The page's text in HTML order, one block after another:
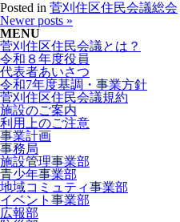
Posted in 菅刈住区住民会議総会
Newer posts »
MENU
菅刈住区住民会議とは？
令和８年度役員
代表者あいさつ
令和7年度基調・事業方針
菅刈住区住民会議規約
施設のご案内
利用上のご注意
事業計画
事務局
施設管理事業部
青少年事業部
地域コミュティ事業部
イベント事業部
広報部